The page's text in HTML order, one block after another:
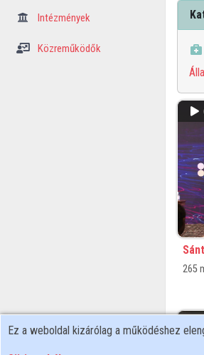
Intézmények
Közreműködők
265
Ez a weboldal kizárólag a működéshez